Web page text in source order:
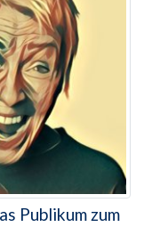
Publikum zum